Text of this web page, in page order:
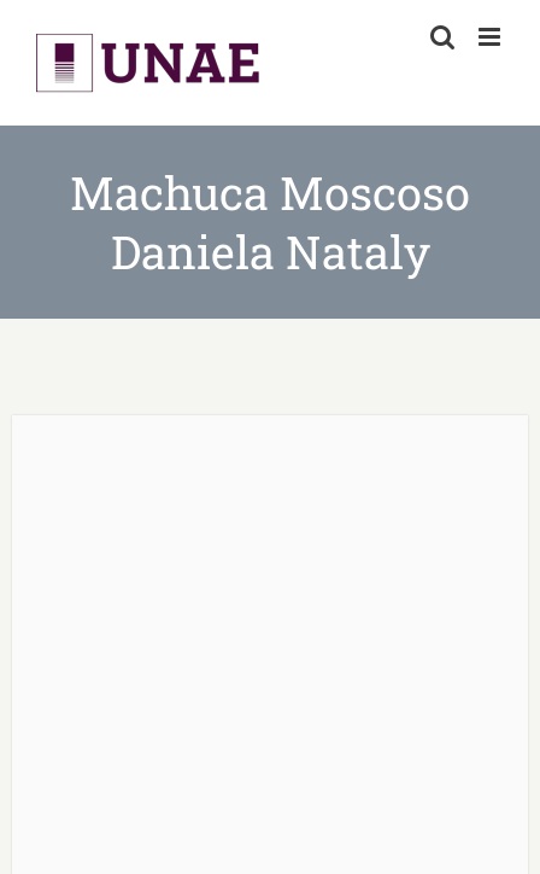
content
Machuca Moscoso
Daniela Nataly